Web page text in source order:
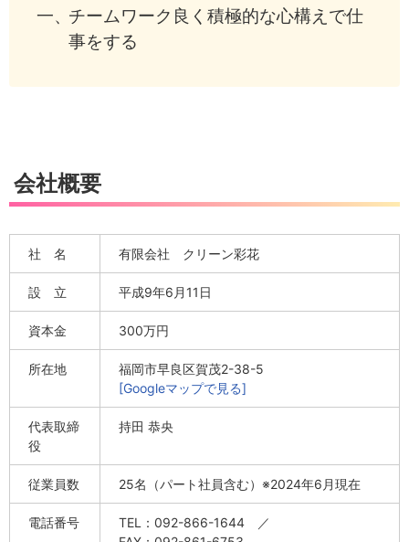
チームワーク良く積極的な心構えで仕
事をする
会社概要
社 名 有限会社 クリーン彩花
設 立 平成9年6月11日
資本金 300万円
所在地
福岡市早良区賀茂2-38-5
[Googleマップで見る]
代表取締
役
持田 恭央
従業員数 25名（パート社員含む） ※2024年6月現在
電話番号
TEL：092-866-1644 ／